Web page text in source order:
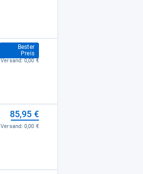
Bester
Preis
84,99 €
Versand:0,00 €
85,95 €
Versand:0,00 €